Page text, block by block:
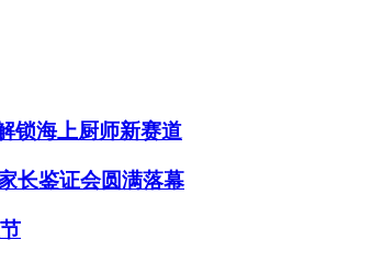
锁海上厨师新赛道
长鉴证会圆满落幕